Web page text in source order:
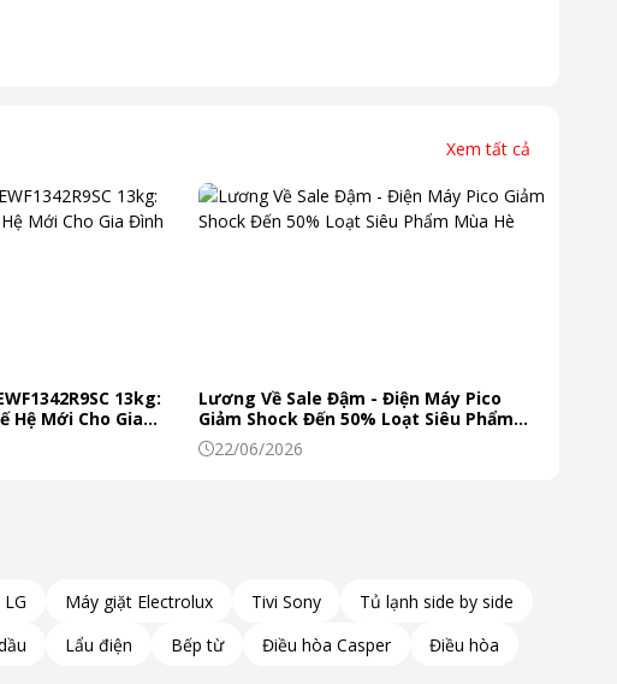
Xem tất cả
13kg:
Hệ Mới Cho Gia
Lương Về Sale Đậm - Điện Máy Pico
Giảm Shock Đến 50% Loạt Siêu Phẩm
Mùa Hè
22/06/2026
Máy giặt Electrolux Tivi Sony
Tủ lạnh side by side
Lẩu điện Bếp từ Điều hòa Casper
Điều hòa